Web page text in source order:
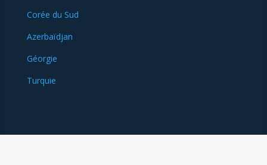
Corée du Sud
Azerbaïdjan
Géorgie
Turquie